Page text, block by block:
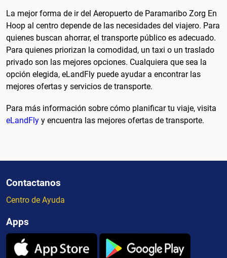
La mejor forma de ir del Aeropuerto de Paramaribo Zorg En
Hoop al centro depende de las necesidades del viajero. Para
quienes buscan ahorrar, el transporte público es adecuado.
Para quienes priorizan la comodidad, un taxi o un traslado
privado son las mejores opciones. Cualquiera que sea la
opción elegida, eLandFly puede ayudar a encontrar las
mejores ofertas y servicios de transporte.
Para más información sobre cómo planificar tu viaje, visita
eLandFly y encuentra las mejores ofertas de transporte.
Contactanos
Centro de Ayuda
Apps